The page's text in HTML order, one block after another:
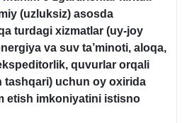
(uzluksiz) asosda
turdagi хizmatlar (uy-joy
va suv ta’minoti, aloqa,
quvurlar orqali
tashqari) uchun oy oхirida
etish imkoniyatini istisno